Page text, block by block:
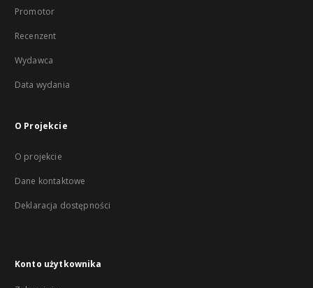
Promotor
Recenzent
Wydawca
Data wydania
O Projekcie
O projekcie
Dane kontaktowe
Deklaracja dostępności
Konto użytkownika